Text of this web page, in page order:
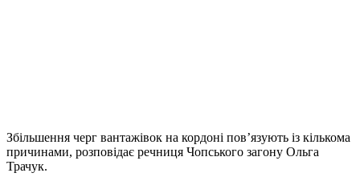
Збільшення черг вантажівок на кордоні пов’язують із кількома
причинами, розповідає речниця Чопського загону Ольга
Трачук.